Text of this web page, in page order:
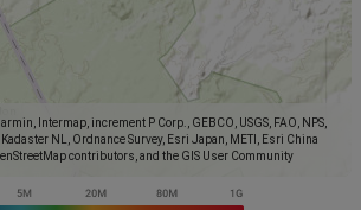
Intermap, increment P Corp., GEBCO, USGS, FAO, NPS,
NL, Ordnance Survey, Esri Japan, METI, Esri China
contributors, and the GIS User Community